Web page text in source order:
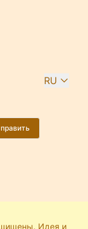
RU
Идея и